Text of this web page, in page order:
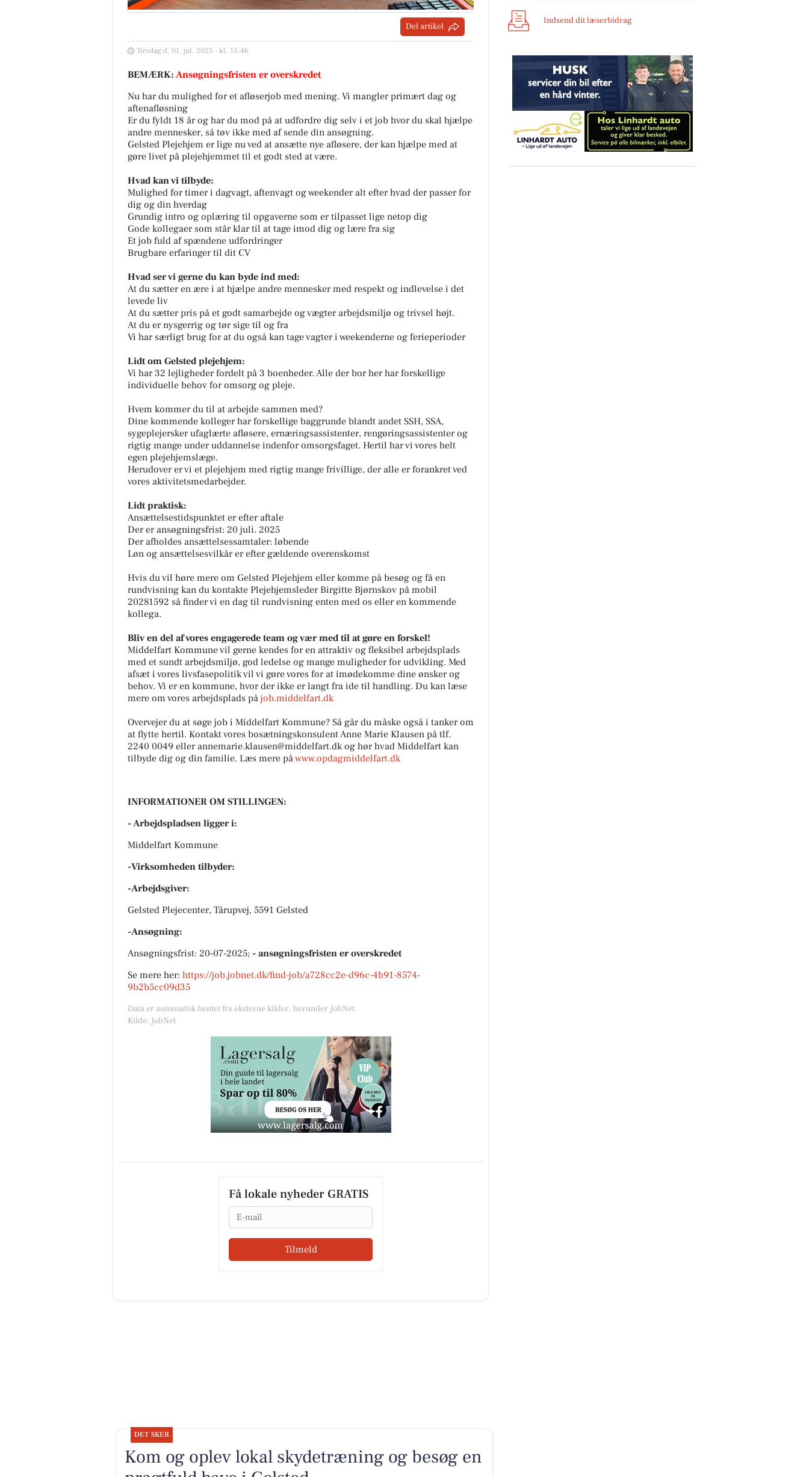
Del artikel
Tirsdag d. 01. jul. 2025 - kl. 15:46
BEMÆRK: Ansøgningsfristen er overskredet
Nu har du mulighed for et afløserjob med mening. Vi mangler primært dag og
aftenafløsning
Er du fyldt 18 år og har du mod på at udfordre dig selv i et job hvor du skal hjælpe
andre mennesker, så tøv ikke med af sende din ansøgning.
Gelsted Plejehjem er lige nu ved at ansætte nye afløsere, der kan hjælpe med at
gøre livet på plejehjemmet til et godt sted at være.
Hvad kan vi tilbyde:
Mulighed for timer i dagvagt, aftenvagt og weekender alt efter hvad der passer for
dig og din hverdag
Grundig intro og oplæring til opgaverne som er tilpasset lige netop dig
Gode kollegaer som står klar til at tage imod dig og lære fra sig
Et job fuld af spændene udfordringer
Brugbare erfaringer til dit CV
Hvad ser vi gerne du kan byde ind med:
At du sætter en ære i at hjælpe andre mennesker med respekt og indlevelse i det
levede liv
At du sætter pris på et godt samarbejde og vægter arbejdsmiljø og trivsel højt.
At du er nysgerrig og tør sige til og fra
Vi har særligt brug for at du også kan tage vagter i weekenderne og ferieperioder
Lidt om Gelsted plejehjem:
Vi har 32 lejligheder fordelt på 3 boenheder. Alle der bor her har forskellige
individuelle behov for omsorg og pleje.
Hvem kommer du til at arbejde sammen med?
Dine kommende kolleger har forskellige baggrunde blandt andet SSH, SSA,
sygeplejersker ufaglærte afløsere, ernæringsassistenter, rengøringsassistenter og
rigtig mange under uddannelse indenfor omsorgsfaget. Hertil har vi vores helt
egen plejehjemslæge.
Herudover er vi et plejehjem med rigtig mange frivillige, der alle er forankret ved
vores aktivitetsmedarbejder.
Lidt praktisk:
Ansættelsestidspunktet er efter aftale
Der er ansøgningsfrist: 20 juli. 2025
Der afholdes ansættelsessamtaler: løbende
Løn og ansættelsesvilkår er efter gældende overenskomst
Hvis du vil høre mere om Gelsted Plejehjem eller komme på besøg og få en
rundvisning kan du kontakte Plejehjemsleder Birgitte Bjørnskov på mobil
20281592 så finder vi en dag til rundvisning enten med os eller en kommende
kollega.
Bliv en del af vores engagerede team og vær med til at gøre en forskel!
Middelfart Kommune vil gerne kendes for en attraktiv og fleksibel arbejdsplads
med et sundt arbejdsmiljø, god ledelse og mange muligheder for udvikling. Med
afsæt i vores livsfasepolitik vil vi gøre vores for at imødekomme dine ønsker og
behov. Vi er en kommune, hvor der ikke er langt fra ide til handling. Du kan læse
mere om vores arbejdsplads på job.middelfart.dk
Overvejer du at søge job i Middelfart Kommune? Så går du måske også i tanker om
at flytte hertil. Kontakt vores bosætningskonsulent Anne Marie Klausen på tlf.
2240 0049 ellerannemarie.klausen@middelfart.dkog hør hvad Middelfart kan
tilbyde dig og din familie. Læs mere påwww.opdagmiddelfart.dk
INFORMATIONER OM STILLINGEN:
- Arbejdspladsen ligger i:
Middelfart Kommune
-Virksomheden tilbyder:
-Arbejdsgiver:
Gelsted Plejecenter, Tårupvej, 5591 Gelsted
-Ansøgning:
Ansøgningsfrist: 20-07-2025; - ansøgningsfristen er overskredet
Se mere her: https://job.jobnet.dk/find-job/a728cc2e-d96c-4b91-8574-
9b2b5cc09d35
Data er automatisk hentet fra eksterne kilder, herunder JobNet.
Kilde: JobNet
Få lokale nyheder GRATIS
Email
Tilmeld
Indsend dit læserbidrag
DET SKER
Kom og oplev lokal skydetræning og besøg en